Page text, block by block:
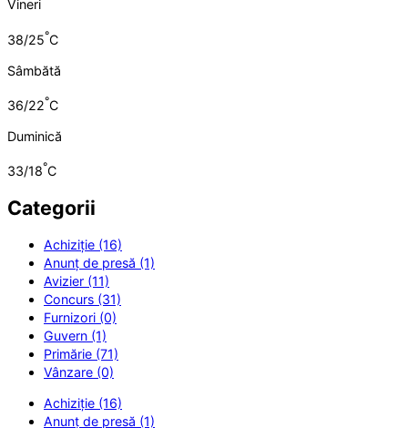
Vineri
38/25°C
Sâmbătă
36/22°C
Duminică
33/18°C
Categorii
Achiziție (16)
Anunț de presă (1)
Avizier (11)
Concurs (31)
Furnizori (0)
Guvern (1)
Primărie (71)
Vânzare (0)
Achiziție (16)
Anunț de presă (1)